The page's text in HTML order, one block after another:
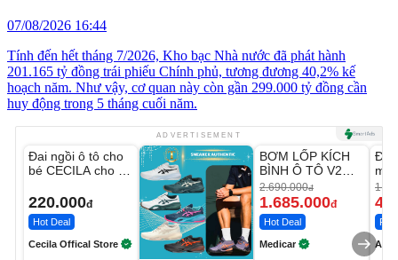
07/08/2026 16:44
Tính đến hết tháng 7/2026, Kho bạc Nhà nước đã phát hành
201.165 tỷ đồng trái phiếu Chính phủ, tương đương 40,2% kế
hoạch năm. Như vậy, cơ quan này còn gần 299.000 tỷ đồng cần
huy động trong 5 tháng cuối năm.
ADVERTISEMENT
Đai ngồi ô tô cho
bé CECILA cho bé
220.000đ
Hot Deal
Cecila Offical Store
-37%
BƠM LỐP KÍCH
BÌNH Ô TÔ V2
4IN1 Medicar
12.000mAh
2.690.000đ
1.685.000đ
Hot Deal
Medicar A